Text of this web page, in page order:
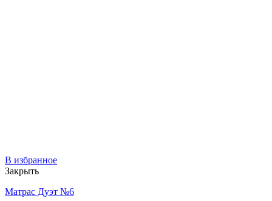
В избранное
Закрыть
Матрас Дуэт №6